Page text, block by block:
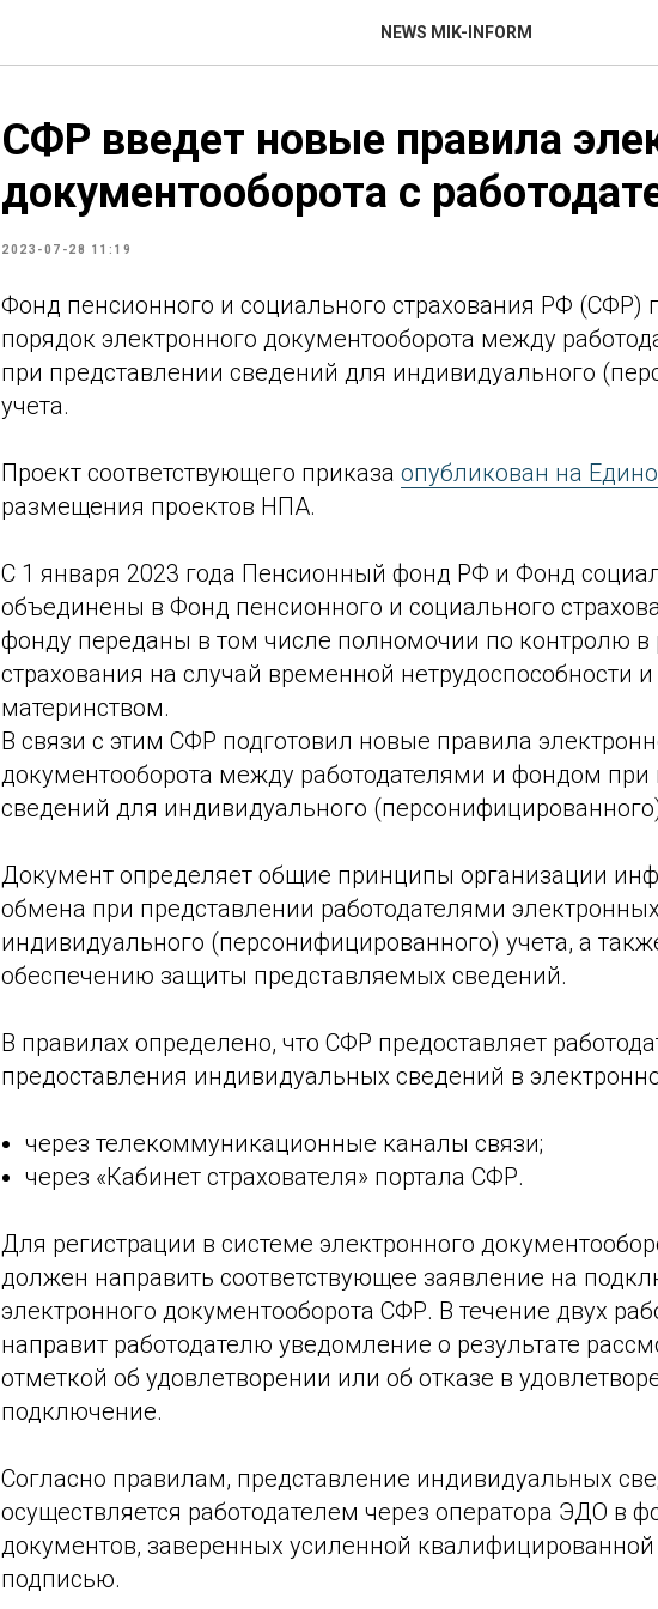
NEWS MIK-INFORM
СФР введет новые правила
документооборота с
2023-07-28 11:19
Фонд пенсионного и социального страхования РФ (СФР)
порядок электронного документооборота между
при представлении сведений для индивидуального
учета.
Проект соответствующего приказа опубликован на
размещения проектов НПА.
С 1 января 2023 года Пенсионный фонд РФ и Фонд
объединены в Фонд пенсионного и социального
фонду переданы в том числе полномочии по контролю в
страхования на случай временной нетрудоспособности и
материнством.
В связи с этим СФР подготовил новые правила
документооборота между работодателями и фондом при
сведений для индивидуального
Документ определяет общие принципы организации
обмена при представлении работодателями
индивидуального (персонифицированного) учета, а
обеспечению защиты представляемых сведений.
В правилах определено, что СФР предоставляет
предоставления индивидуальных сведений в
через телекоммуникационные каналы связи;
через «Кабинет страхователя» портала СФР.
Для регистрации в системе электронного
должен направить соответствующее заявление на
электронного документооборота СФР. В течение двух
направит работодателю уведомление о результате
отметкой об удовлетворении или об отказе в
подключение.
Согласно правилам, представление индивидуальных
осуществляется работодателем через оператора ЭДО в
документов, заверенных усиленной квалифицированной
подписью.